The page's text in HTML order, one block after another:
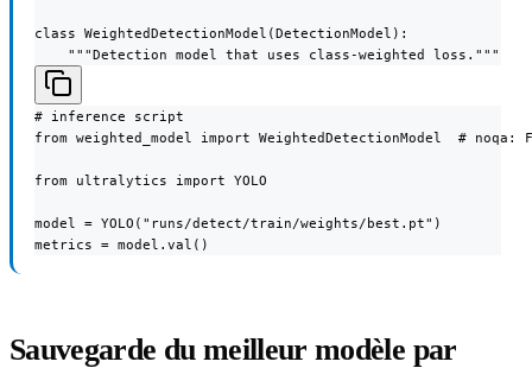
class WeightedDetectionModel(DetectionModel):
    """Detection model that uses class-weighted loss."""
# inference script
from weighted_model import WeightedDetectionModel  #
from ultralytics import YOLO
model = YOLO("runs/detect/train/weights/best.pt")
metrics = model.val()
Sauvegarde du meilleur modèle par